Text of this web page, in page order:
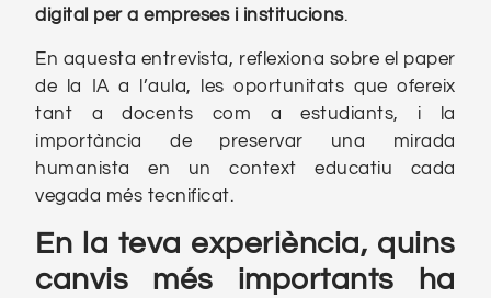
digital per a empreses i institucions.
En aquesta entrevista, reflexiona sobre el paper
de la IA a l’aula, les oportunitats que ofereix
tant a docents com a estudiants, i la
importància de preservar una mirada
humanista en un context educatiu cada
vegada més tecnificat.
En la teva experiència, quins
canvis més importants ha